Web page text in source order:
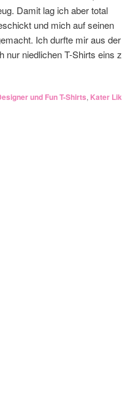
Damit lag ich aber total
und mich auf seinen
Ich durfte mir aus der
nur niedlichen T-Shirts eins
und Fun T-Shirts, Kater